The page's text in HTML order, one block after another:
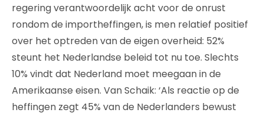
regering verantwoordelijk acht voor de onrust
rondom de importheffingen, is men relatief positief
over het optreden van de eigen overheid: 52%
steunt het Nederlandse beleid tot nu toe. Slechts
10% vindt dat Nederland moet meegaan in de
Amerikaanse eisen. Van Schaik: ‘Als reactie op de
heffingen zegt 45% van de Nederlanders bewust